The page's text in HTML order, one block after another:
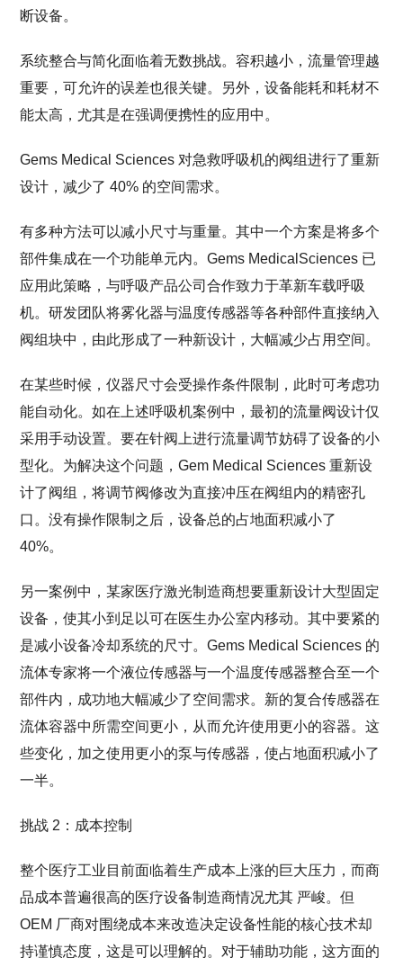
断设备。
系统整合与简化面临着无数挑战。容积越小，流量管理越
重要，可允许的误差也很关键。另外，设备能耗和耗材不
能太高，尤其是在强调便携性的应用中。
Gems Medical Sciences 对急救呼吸机的阀组进行了重新
设计，减少了 40% 的空间需求。
有多种方法可以减小尺寸与重量。其中一个方案是将多个
部件集成在一个功能单元内。Gems MedicalSciences 已
应用此策略，与呼吸产品公司合作致力于革新车载呼吸
机。研发团队将雾化器与温度传感器等各种部件直接纳入
阀组块中，由此形成了一种新设计，大幅减少占用空间。
在某些时候，仪器尺寸会受操作条件限制，此时可考虑功
能自动化。如在上述呼吸机案例中，最初的流量阀设计仅
采用手动设置。要在针阀上进行流量调节妨碍了设备的小
型化。为解决这个问题，Gem Medical Sciences 重新设
计了阀组，将调节阀修改为直接冲压在阀组内的精密孔
口。没有操作限制之后，设备总的占地面积减小了
40%。
另一案例中，某家医疗激光制造商想要重新设计大型固定
设备，使其小到足以可在医生办公室内移动。其中要紧的
是减小设备冷却系统的尺寸。Gems Medical Sciences 的
流体专家将一个液位传感器与一个温度传感器整合至一个
部件内，成功地大幅减少了空间需求。新的复合传感器在
流体容器中所需空间更小，从而允许使用更小的容器。这
些变化，加之使用更小的泵与传感器，使占地面积减小了
一半。
挑战 2：成本控制
整个医疗工业目前面临着生产成本上涨的巨大压力，而商
品成本普遍很高的医疗设备制造商情况尤其 严峻。但
OEM 厂商对围绕成本来改造决定设备性能的核心技术却
持谨慎态度，这是可以理解的。对于辅助功能，这方面的